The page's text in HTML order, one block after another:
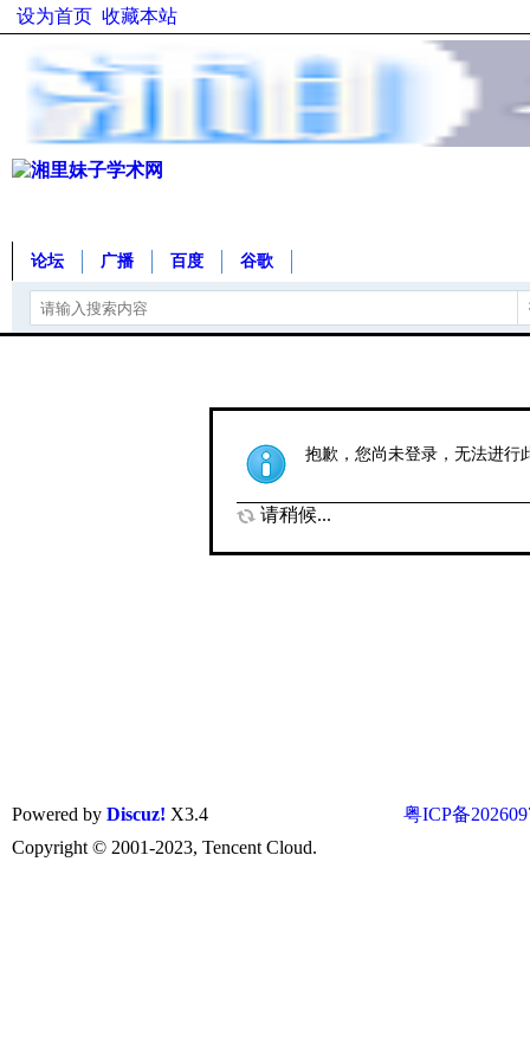
设为首页 收藏本站
论坛 广播 百度 谷歌
抱歉，您尚未登录，无法进行
请稍候...
粤ICP备
Powered by Discuz! X3.4
Copyright © 2001-2023, Tencent Cloud.